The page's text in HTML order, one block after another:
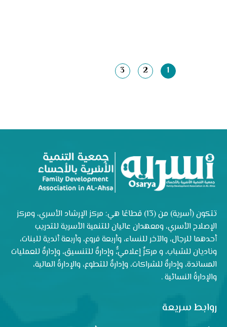
1
2
3
تتكون (أسرية) من (13) قطاعًا هي: مركز الإرشاد الأسري، ومركز
الإصلاح الأسري، ومعهدان عاليان للتنمية الأسرية للتدريب
أحدهما للرجال، والآخر للنساء، وأربعة فروع، وأربعة أندية للبنات،
وناديان للشباب، و مركزٌ إعلاميٌّ، وإدارةٌ للتنسيق، وإدارةٌ للعمليات
المساندة، وإدارةٌ للشراكات، وإدارةٌ للتطوع، والإدارةُ المالية،
والإدارةُ النسائية .
روابط سريعة